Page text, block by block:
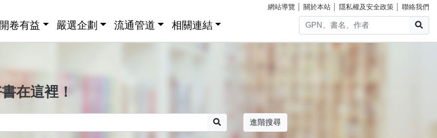
網站導覽 關於本站 隱私權及安全政策 聯絡我們
卷有益 嚴選企劃 流通管道 相關連結
在這裡！
進階搜尋